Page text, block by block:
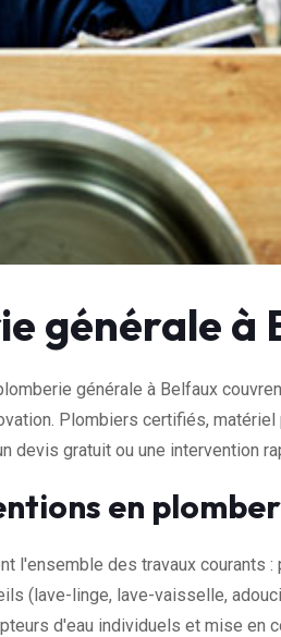
générale à
générale à Belfaux
Plombiers certifiés,
devis gratuit ou une intervention
en
l'ensemble des travaux courants :
(lave-linge, lave-vaisselle,
d'eau individuels et mise en